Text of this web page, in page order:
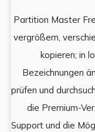
Partition Master
vergrößern,
kopieren; in
Bezeichnungen
prüfen und
die Premium-
Support und die